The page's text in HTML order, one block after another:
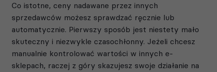
Co istotne, ceny nadawane przez innych
sprzedawców możesz sprawdzać ręcznie lub
automatycznie. Pierwszy sposób jest niestety mało
skuteczny i niezwykle czasochłonny. Jeżeli chcesz
manualnie kontrolować wartości w innych e-
sklepach, raczej z góry skazujesz swoje działanie na